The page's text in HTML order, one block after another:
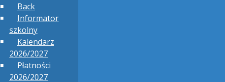
Back
Informator
szkolny
Kalendarz
2026/2027
Płatności
2026/2027